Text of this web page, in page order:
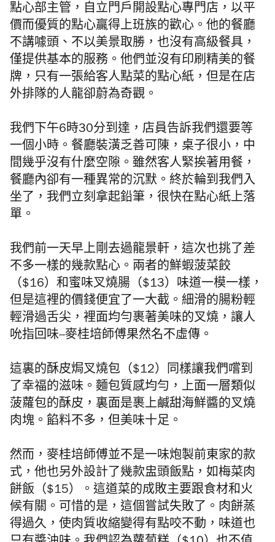
點心部主管，自立門戶開設點心專門店，以平
價而優質的點心贏得上班族的歡心。他的餐廳
不講噱頭、不以美景取勝，也沒有高級餐具，
僅提供基本的服務。他們並沒有印刷精美的餐
牌，只有一張給客人點菜的點心紙，但是在店
外排隊的人龍卻蔚為奇觀。
我們下午6時30分到達，店員告訴我們還要等
一個小時。餐廳裝潢乏善可陳，桌子很小，中
間幾乎沒有什麼空隙。雖然客人緊挨著用餐，
餐廳內卻有一種異常的沉默。終於輪到我們入
坐了，我們立刻拿起鉛筆，很快在點心紙上落
單。
我們前一天早上剛去過龍景軒，這次也挑了差
不多一樣的幾款點心。兩者的鮮蝦菠菜餃
（$16）和蜜味叉燒腸（$13）味道一模一樣，
但是這裡的價錢便宜了一大截。細滑的腸粉輕
輕滑過舌尖，裡面均勻裹著美味的叉燒，讓人
吮指回味--麥桂培師傅果然名不虛傳。
這裏的酥皮焗叉燒包（$12）同樣讓我們嚐到
了幸福的滋味。麵包質感均勻，上面一層類似
菠蘿包的酥皮， 裏面是裹上鹹甜海鮮醬的叉燒
肉塊。餡料不多，但美味十足。
然而，麥桂培師傅並不是一味炮製前東家的款
式，他也另外設計了幾款盅頭飯點，如梅菜肉
餅飯（$15）。這道菜的成敗主要跟食材和火
候有關。可惜的是，這個嘗試失敗了。肉餅蒸
得過久，使肉質收縮變得有點咬不動，味道也